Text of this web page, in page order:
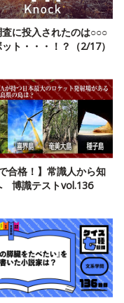
査に投入されたのは○○○
ト・・・！？（2/17）
で合格！】常識人から知
博識テストvol.136